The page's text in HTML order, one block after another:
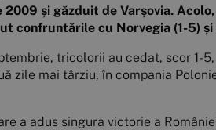
și găzduit de Varșovia.
confruntările cu Norvegia (1-5) și
tricolorii au cedat, scor 1-
zile mai târziu, în compania
a adus singura victorie a